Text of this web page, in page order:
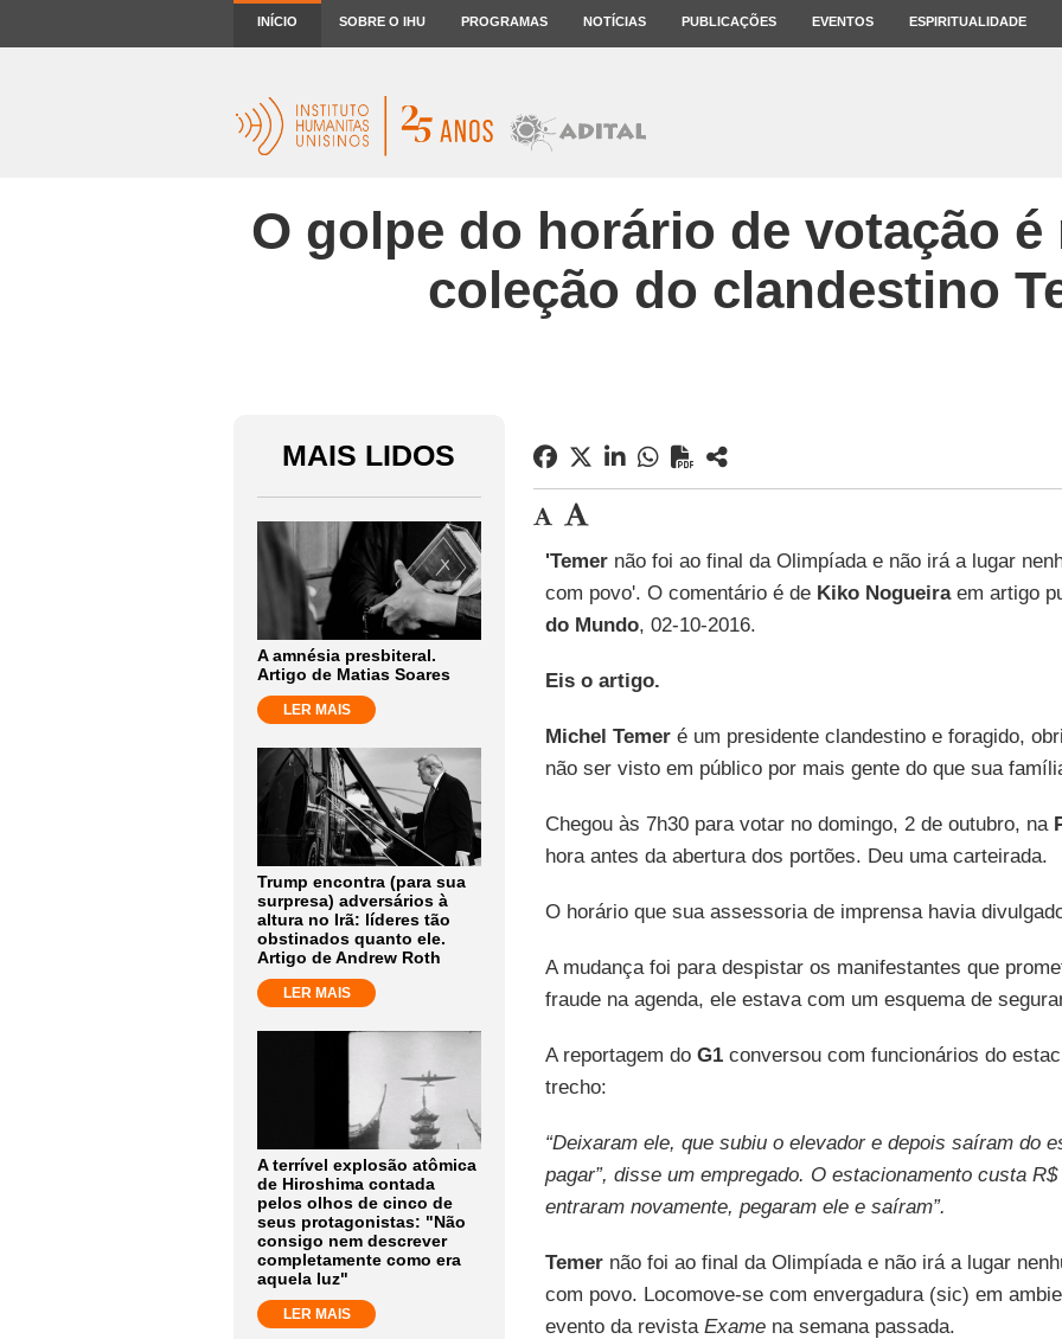
INÍCIO SOBRE O IHU PROGRAMAS NOTÍCIAS PUBLICAÇÕES EVENTOS ESPIRITUALIDADE
O golpe do horário de votação é
coleção do clandestino
MAIS LIDOS
A amnésia presbiteral.
Artigo de Matias Soares
LER MAIS
Trump encontra (para sua
surpresa) adversários à
altura no Irã: líderes tão
obstinados quanto ele.
Artigo de Andrew Roth
LER MAIS
A terrível explosão atômica
de Hiroshima contada
pelos olhos de cinco de
seus protagonistas: "Não
consigo nem descrever
completamente como era
aquela luz"
LER MAIS
'Temernão foi ao final da Olimpíada e não irá a lugar
com povo'. O comentário é deKiko Nogueira em artigo
do Mundo, 02-10-2016.
Eis o artigo.
Michel Temeré um presidente clandestino e foragido,
não ser visto em público por mais gente do que sua
Chegou às 7h30 para votar no domingo, 2 de outubro, na
hora antes da abertura dos portões. Deu uma carteirada.
O horário que sua assessoria de imprensa havia
A mudança foi para despistar os manifestantes que
fraude na agenda, ele estava com um esquema de
A reportagem do G1conversou com funcionários do
trecho:
“Deixaram ele, que subiu o elevador e depois saíram do
pagar”, disse um empregado. O estacionamento custa
entraram novamente, pegaram ele e saíram”.
Temernão foi ao final da Olimpíada e não irá a lugar
com povo. Locomove-se com envergadura (sic) em
evento da revista Examena semana passada.